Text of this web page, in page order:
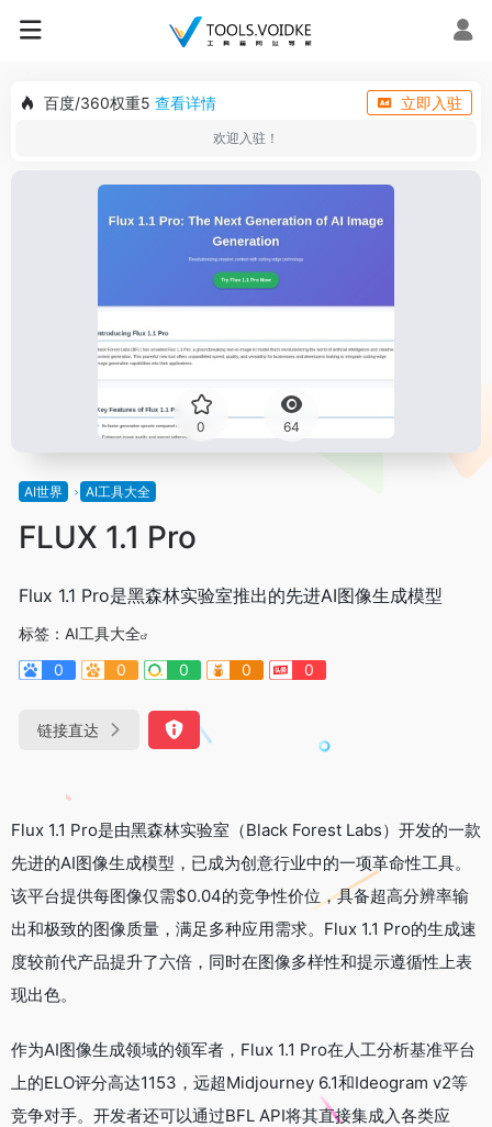
百度/360权重5 查看详情 立即入驻
欢迎入驻！
0 64
AI世界 AI工具大全
FLUX 1.1 Pro
Flux 1.1 Pro是黑森林实验室推出的先进AI图像生成模型
标签： AI工具大全
0
0 0 0 0
链接直达
Flux 1.1 Pro是由黑森林实验室（Black Forest Labs）开发的一款
先进的AI图像生成模型，已成为创意行业中的一项革命性工具。
该平台提供每图像仅需$0.04的竞争性价位，具备超高分辨率输
出和极致的图像质量，满足多种应用需求。Flux 1.1 Pro的生成速
度较前代产品提升了六倍，同时在图像多样性和提示遵循性上表
现出色。
作为AI图像生成领域的领军者，Flux 1.1 Pro在人工分析基准平台
上的ELO评分高达1153，远超Midjourney 6.1和Ideogram v2等
竞争对手。开发者还可以通过BFL API将其直接集成入各类应